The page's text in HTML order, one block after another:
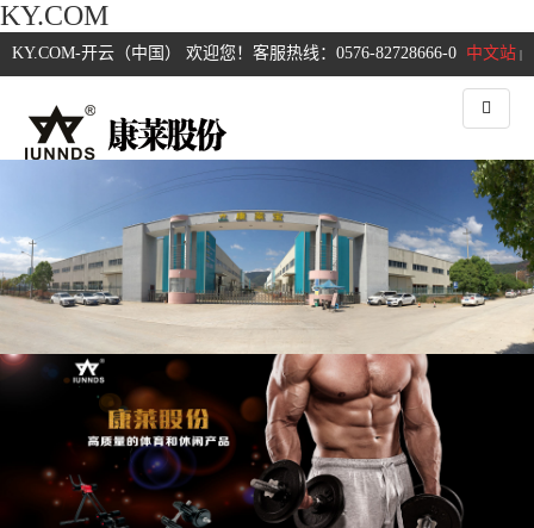
KY.COM
中文站 |
KY.COM-开云（中国） 欢迎您！客服热线：0576-82728666-0